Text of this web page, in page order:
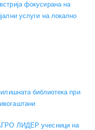
фокусирана на
услуги на локално
библиотека при
ЛИДЕР учесници на